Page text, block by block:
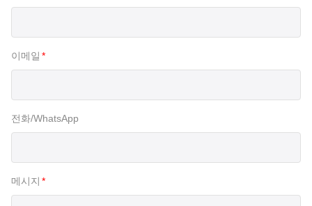
이메일 *
전화/WhatsApp
메시지 *